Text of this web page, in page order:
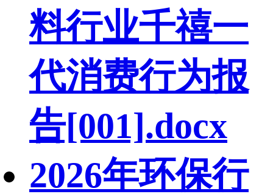
料行业千禧一
代消费行为报
告[001].docx
2026年环保行